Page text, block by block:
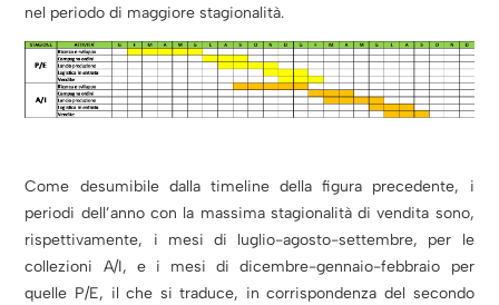
nel periodo di maggiore stagionalità.
Come desumibile dalla timeline della figura precedente, i
periodi dell’anno con la massima stagionalità di vendita sono,
rispettivamente, i mesi di luglio-agosto-settembre, per le
collezioni A/I, e i mesi di dicembre-gennaio-febbraio per
quelle P/E, il che si traduce, in corrispondenza del secondo